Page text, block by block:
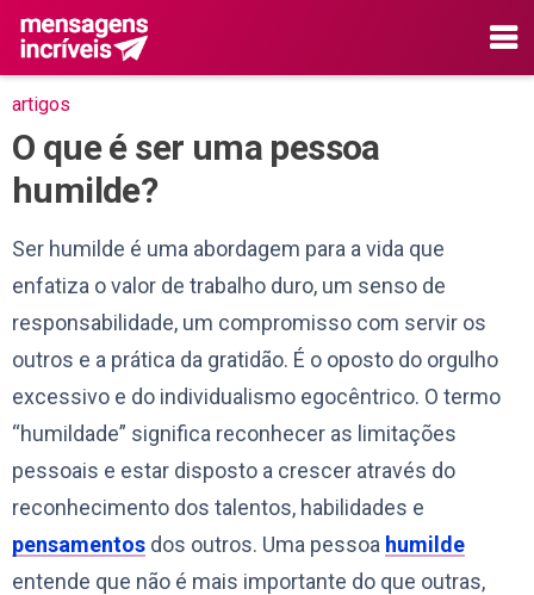
artigos
O que é ser uma pessoa
humilde?
Ser humilde é uma abordagem para a vida que
enfatiza o valor de trabalho duro, um senso de
responsabilidade, um compromisso com servir os
outros e a prática da gratidão. É o oposto do orgulho
excessivo e do individualismo egocêntrico. O termo
“humildade” significa reconhecer as limitações
pessoais e estar disposto a crescer através do
reconhecimento dos talentos, habilidades e
pensamentos dos outros. Uma pessoa humilde
entende que não é mais importante do que outras,